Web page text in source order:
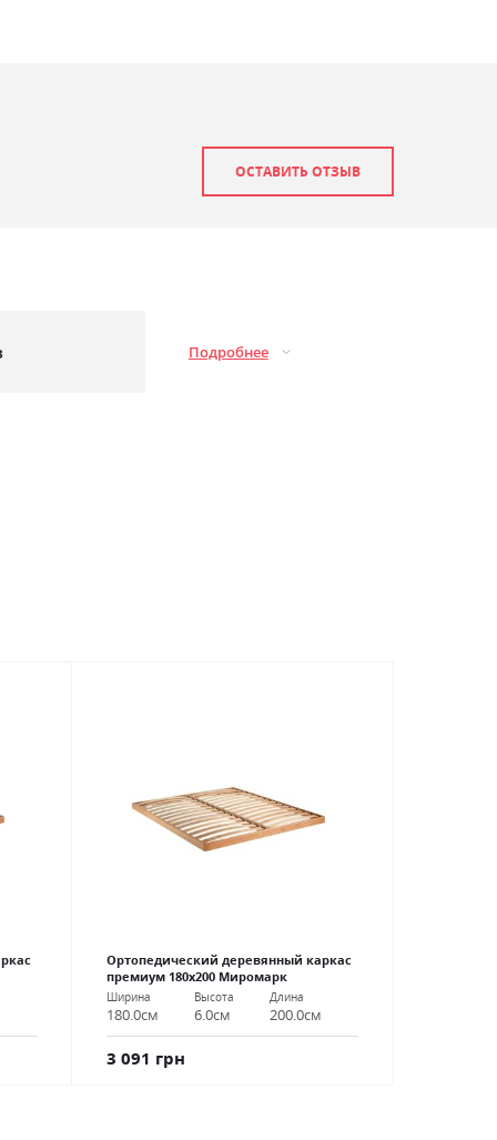
ОСТАВИТЬ ОТЗЫВ
Подробнее
Ортопедический деревянный каркас
премиум 180х200 Миромарк
Ширина
180.0см
Высота
6.0см
Длина
200.0см
3 091 грн